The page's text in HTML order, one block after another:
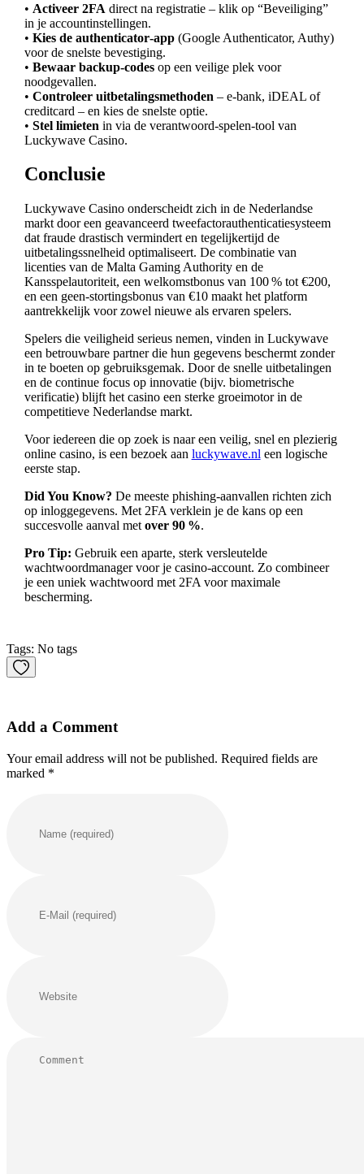
• Activeer 2FA direct na registratie – klik op “Beveiliging”
in je accountinstellingen.
• Kies de authenticator‑app(Google Authenticator, Authy)
voor de snelste bevestiging.
• Bewaar backup‑codesop een veilige plek voor
noodgevallen.
• Controleer uitbetalingsmethoden – e‑bank, iDEAL of
creditcard – en kies de snelste optie.
• Stel limieten in via de verantwoord‑spelen‑tool van
Luckywave Casino.
Conclusie
Luckywave Casino onderscheidt zich in de Nederlandse
markt door een geavanceerd tweefactorauthenticatiesysteem
dat fraude drastisch vermindert en tegelijkertijd de
uitbetalingssnelheid optimaliseert. De combinatie van
licenties van de Malta Gaming Authority en de
Kansspelautoriteit, een welkomstbonus van 100 % tot €200,
en een geen‑stortingsbonus van €10 maakt het platform
aantrekkelijk voor zowel nieuwe als ervaren spelers.
Spelers die veiligheid serieus nemen, vinden in Luckywave
een betrouwbare partner die hun gegevens beschermt zonder
in te boeten op gebruiksgemak. Door de snelle uitbetalingen
en de continue focus op innovatie (bijv. biometrische
verificatie) blijft het casino een sterke groeimotor in de
competitieve Nederlandse markt.
Voor iedereen die op zoek is naar een veilig, snel en plezierig
online casino, is een bezoek aan luckywave.nl een logische
eerste stap.
Did You Know? De meeste phishing‑aanvallen richten zich
op inloggegevens. Met 2FA verklein je de kans op een
succesvolle aanval met over 90 %.
Pro Tip: Gebruik een aparte, sterk versleutelde
wachtwoordmanager voor je casino‑account. Zo combineer
je een uniek wachtwoord met 2FA voor maximale
bescherming.
Tags: No tags
Add a Comment
Your email address will not be published. Required fields are
marked *